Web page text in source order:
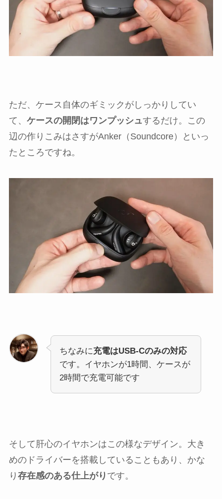
ただ、ケース自体のギミックがしっかりしてい
て、 ケースの開閉はワンプッシュするだけ。この
辺の作りこみはさすがAnker（Soundcore）といっ
たところですね。
ちなみに充電はUSB-Cのみの対応
です。イヤホンが1時間、ケースが
2時間で充電可能です
そして肝心のイヤホンはこの様なデザイン。大き
めのドライバーを搭載していることもあり、かな
り 存在感のある仕上がり です。